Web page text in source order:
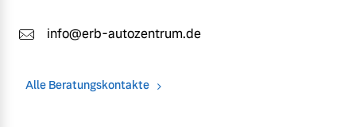
info@erb-autozentrum.de
Alle Beratungskontakte